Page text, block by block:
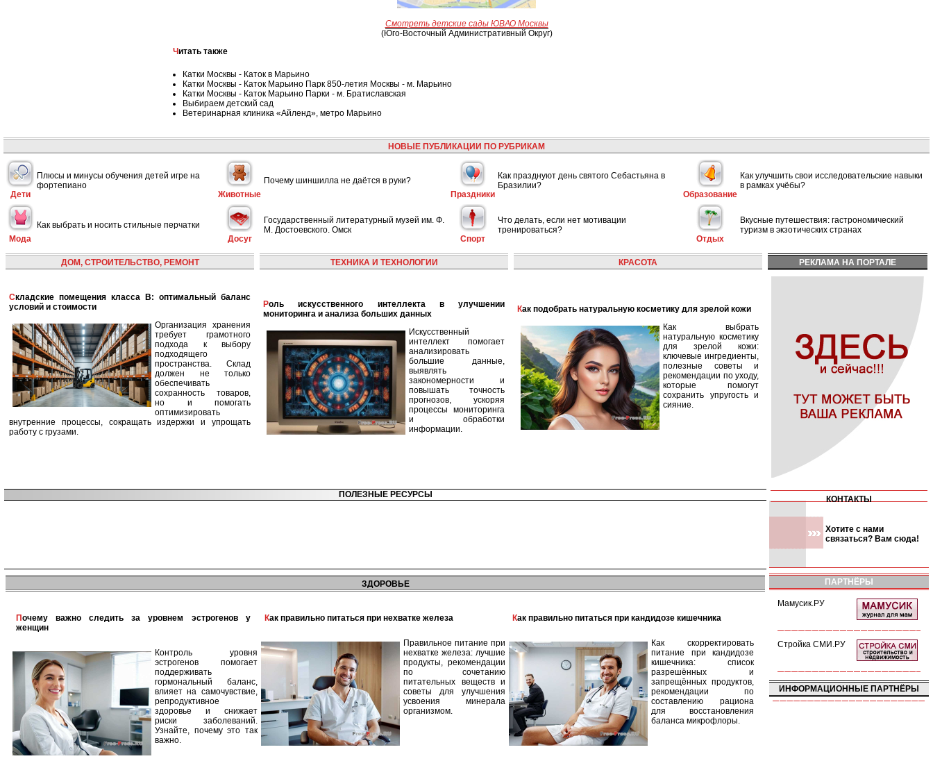
Смотреть детские сады ЮВАО Москвы
(Юго-Восточный Административный Округ)
Читать также
Катки Москвы - Каток в Марьино
Катки Москвы - Каток Марьино Парк 850-летия Москвы - м. Марьино
Катки Москвы - Каток Марьино Парки - м. Братиславская
Выбираем детский сад
Ветеринарная клиника «Айленд», метро Марьино
НОВЫЕ ПУБЛИКАЦИИ ПО РУБРИКАМ
Дети
Плюсы и минусы обучения детей игре на
фортепиано
Животные
Почему шиншилла не даётся в руки?
Праздники
Как празднуют день святого Себастьяна в
Бразилии?
Образование
Как улучшить свои исследовательские навыки
в рамках учёбы?
Мода
Как выбрать и носить стильные перчатки
Досуг
Государственный литературный музей им. Ф.
М. Достоевского. Омск
Спорт
Что делать, если нет мотивации
тренироваться?
Отдых
Вкусные путешествия: гастрономический
туризм в экзотических странах
ДОМ, СТРОИТЕЛЬСТВО, РЕМОНТ
Складские помещения класса B: оптимальный баланс
условий и стоимости
Организация хранения
требует грамотного
подхода к выбору
подходящего
пространства. Склад
должен не только
обеспечивать
сохранность товаров,
но и помогать
оптимизировать
внутренние процессы, сокращать издержки и упрощать
работу с грузами.
ТЕХНИКА И ТЕХНОЛОГИИ
Роль искусственного интеллекта в улучшении
мониторинга и анализа больших данных
Искусственный
интеллект помогает
анализировать
большие данные,
выявлять
закономерности и
повышать точность
прогнозов, ускоряя
процессы мониторинга
и обработки
информации.
КРАСОТА
Как подобрать натуральную косметику для зрелой кожи
Как выбрать
натуральную косметику
для зрелой кожи:
ключевые ингредиенты,
полезные советы и
рекомендации по уходу,
которые помогут
сохранить упругость и
сияние.
РЕКЛАМА НА ПОРТАЛЕ
ПОЛЕЗНЫЕ РЕСУРСЫ КОНТАКТЫ
Хотите с нами
связаться? Вам сюда!
ЗДОРОВЬЕ
Почему важно следить за уровнем эстрогенов у
женщин
Контроль уровня
эстрогенов помогает
поддерживать
гормональный баланс,
влияет на самочувствие,
репродуктивное
здоровье и снижает
риски заболеваний.
Узнайте, почему это так
важно.
Как правильно питаться при нехватке железа
Правильное питание при
нехватке железа: лучшие
продукты, рекомендации
по сочетанию
питательных веществ и
советы для улучшения
усвоения минерала
организмом.
Как правильно питаться при кандидозе кишечника
Как скорректировать
питание при кандидозе
кишечника: список
разрешённых и
запрещённых продуктов,
рекомендации по
составлению рациона
для восстановления
баланса микрофлоры.
ПАРТНЁРЫ
Мамусик.РУ
Стройка СМИ.РУ
ИНФОРМАЦИОННЫЕ ПАРТНЁРЫ